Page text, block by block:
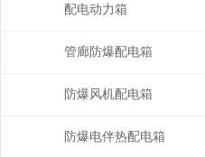
配电动力箱
管廊防爆配电箱
防爆风机配电箱
防爆电伴热配电箱